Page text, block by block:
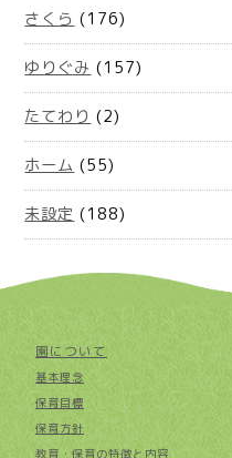
さくら (176)
ゆりぐみ (157)
たてわり (2)
ホーム (55)
未設定 (188)
園について
基本理念
保育目標
保育方針
教育・保育の特徴と内容